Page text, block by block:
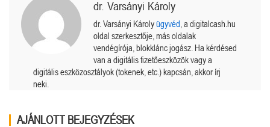
dr. Varsányi Károly
dr. Varsányi Károlyügyvéd , a digitalcash.hu
oldal szerkesztője, más oldalak
vendégírója, blokklánc jogász. Ha kérdésed
van a digitális fizetőeszközök vagy a
digitális eszközosztályok (tokenek, etc.) kapcsán, akkor írj
neki.
AJÁNLOTT BEJEGYZÉSEK